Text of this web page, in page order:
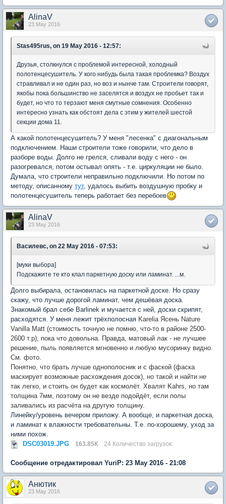
AlinaV
23 May 2016
Stas495rus, on 19 May 2016 - 12:57:
Друзья, столкнулся с проблемой интересной, холодный
полотенцесушитель. У кого нибудь была такая проблемка? Воздух
стравливал и не один раз, но воз и нынче там. Строители говорят,
якобы пока большинство не заселятся и воздух не пробьет так и
будет, но что то терзают меня смутные сомнения. Особенно
интересно узнать как обстоят дела с этим у жителей шестой
секции дома 11.
А какой полотенцесушитель? У меня "лесенка" с диагональным
подключением. Наши строители тоже говорили, что дело в
разборе воды. Долго не грелся, сливали воду с него - он
разогревался, потом остывал опять - т.е. циркуляции не было.
Думала, что строители неправильно подключили. Но потом по
методу, описанному тут, удалось выбить воздушную пробку и
полотенцесушитель теперь работает без перебоев
AlinaV
23 May 2016
Василевс, on 22 May 2016 - 07:53:
[муки выбора]
Подскажите те кто клал паркетную доску или ламинат. ...м.
Долго выбирала, остановилась на паркетной доске. Но сразу
скажу, что лучше дорогой ламинат, чем дешёвая доска.
Знакомый брал себе Barlinek и мучается с ней, доски скрипят,
расходятся. У меня лежит трёхполосная Karelia Ясень Nature
Vanilla Matt (стоимость точную не помню, что-то в районе 2500-
2600 т.р), пока что довольна. Правда, матовый лак - не лучшее
решение, пыль появляется мгновенно и любую мусоринку видно.
См. фото.
Понятно, что брать лучше однополосник и с фаской (фаска
маскирует возможные расхождения досок), но такой и найти не
так легко, и стоить он будет как космолёт. Хвалят Kahrs, но там
толщина 7мм, поэтому он не везде подойдёт, если полы
заливались из расчёта на другую толщину.
Линейку/уровень вечером приложу. А вообще, и паркетная доска,
и ламинат к влажности требовательны. Т.е. по-хорошему, уход за
ними похож.
DSC03019.JPG
163.85К 24 Количество загрузок:
Сообщение отредактировал YuriP: 23 May 2016 - 21:08
Анютик
23 May 2016